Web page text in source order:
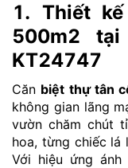
1. Thiết
500m2
KT24747
Căn biệt thự tân
không gian lãng
vườn chăm chút
hoa, từng chiếc lá
Với hiệu ứng